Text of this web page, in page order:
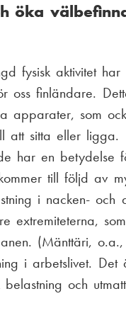
öka
fysisk aktivitet
oss finländare.
apparater, som
sitta eller ligga.
har en
till följd av
i nacken- och
extremiteterna,
(Mänttäri,
i arbetslivet.
och